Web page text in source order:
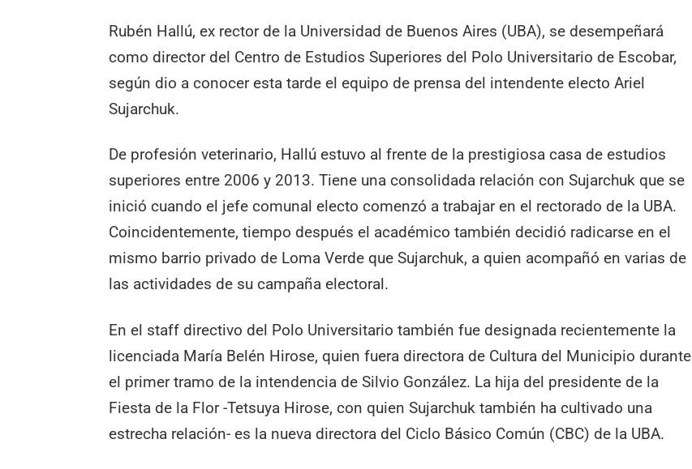
Rubén Hallú, ex rector de la Universidad de Buenos Aires (UBA), se desempeñará
como director del Centro de Estudios Superiores del Polo Universitario de Escobar,
según dio a conocer esta tarde el equipo de prensa del intendente electo Ariel
Sujarchuk.
De profesión veterinario, Hallú estuvo al frente de la prestigiosa casa de estudios
superiores entre 2006 y 2013. Tiene una consolidada relación con Sujarchuk que se
inició cuando el jefe comunal electo comenzó a trabajar en el rectorado de la UBA.
Coincidentemente, tiempo después el académico también decidió radicarse en el
mismo barrio privado de Loma Verde que Sujarchuk, a quien acompañó en varias de
las actividades de su campaña electoral.
En el staff directivo del Polo Universitario también fue designada recientemente la
licenciada María Belén Hirose, quien fuera directora de Cultura del Municipio durante
el primer tramo de la intendencia de Silvio González. La hija del presidente de la
Fiesta de la Flor -Tetsuya Hirose, con quien Sujarchuk también ha cultivado una
estrecha relación- es la nueva directora del Ciclo Básico Común (CBC) de la UBA.